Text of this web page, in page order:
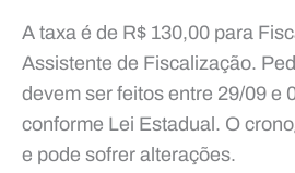
A taxa é de R$ 130,00 para
Assistente de Fiscalização.
devem ser feitos entre 29/09 e
conforme Lei Estadual. O
e pode sofrer alterações.